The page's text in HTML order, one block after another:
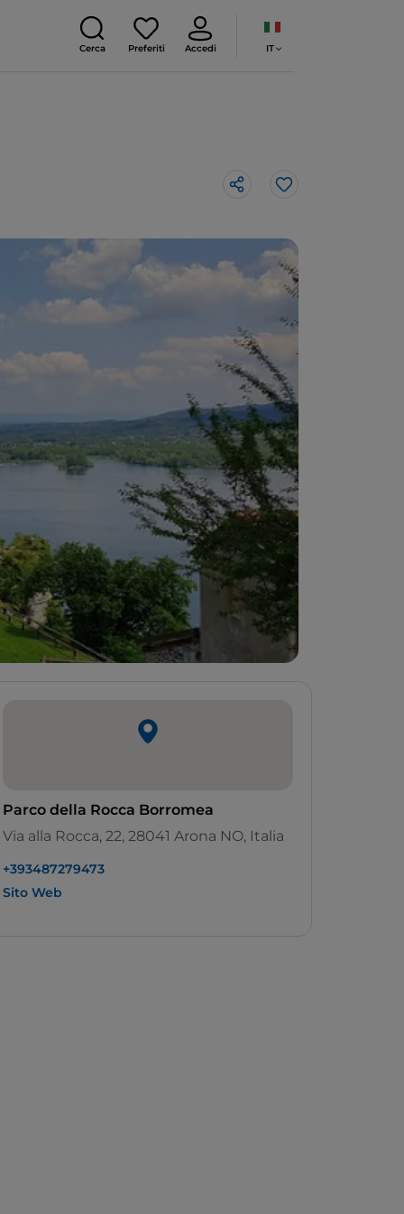
Cerca Preferiti Accedi IT
Like
Parco della Rocca Borromea
Via alla Rocca, 22, 28041 Arona NO, Italia
+393487279473
Sito Web